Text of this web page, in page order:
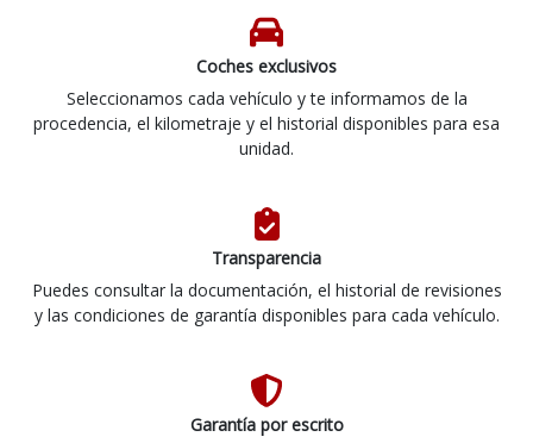
Coches exclusivos
Seleccionamos cada vehículo y te informamos de la
procedencia, el kilometraje y el historial disponibles para esa
unidad.
Transparencia
Puedes consultar la documentación, el historial de revisiones
y las condiciones de garantía disponibles para cada vehículo.
Garantía por escrito